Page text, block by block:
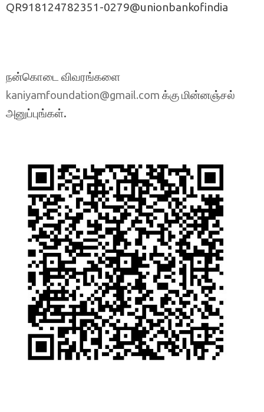
QR918124782351-0279@unionbankofindia
நன்கொடை விவரங்களை
kaniyamfoundation@gmail.com க்கு மின்னஞ்சல்
அனுப்புங்கள்.